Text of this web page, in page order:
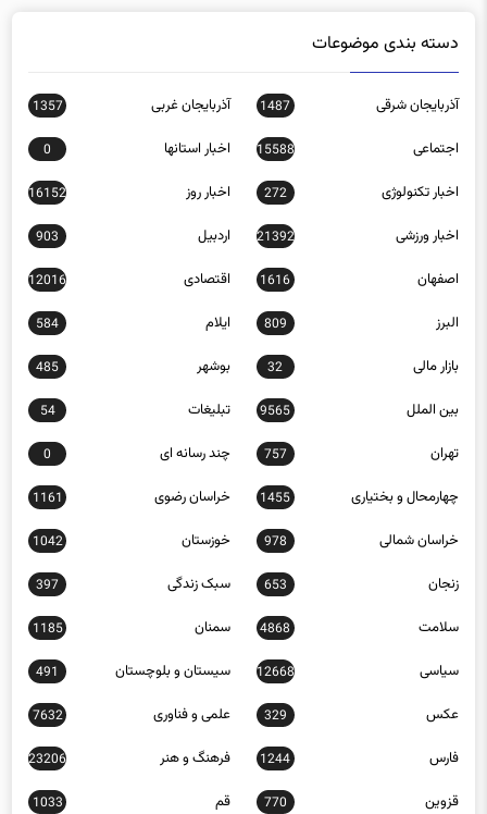
دسته بندی موضوعات
آذربایجان شرقی 1487 آذربایجان غربی 1357
اجتماعی 15588 اخبار استانها 0
اخبار تکنولوژی 272 اخبار روز 16152
اخبار ورزشی 21392 اردبیل 903
اصفهان 1616 اقتصادی 12016
البرز 809 ایلام 584
بازار مالی 32 بوشهر 485
بین الملل 9565 تبلیغات 54
تهران 757 چند رسانه ای 0
چهارمحال و بختیاری 1455 خراسان رضوی 1161
خراسان شمالی 978 خوزستان 1042
زنجان 653 سبک زندگی 397
سلامت 4868 سمنان 1185
سیاسی 12668 سیستان و بلوچستان 491
عکس 329 علمی و فناوری 7632
فارس 1244 فرهنگ و هنر 23206
قزوین 770 قم 1033